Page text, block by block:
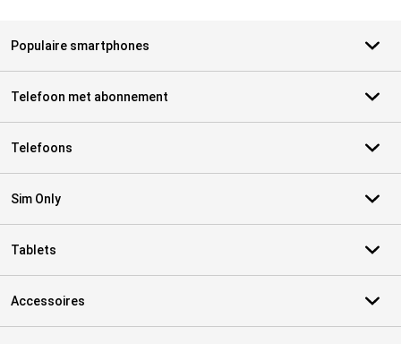
Populaire smartphones
Telefoon met abonnement
Telefoons
Sim Only
Tablets
Accessoires